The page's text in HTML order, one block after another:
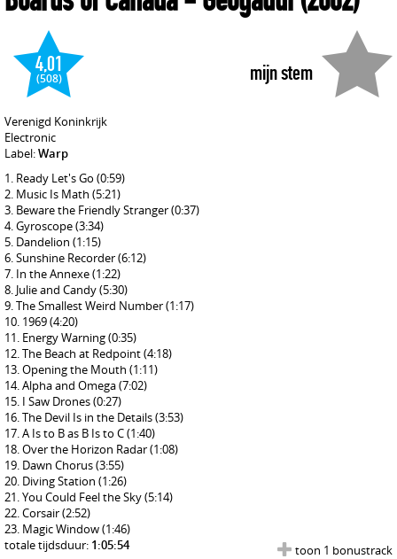
mijn stem
4,01
(508)
Verenigd Koninkrijk
Electronic
Label:Warp
Ready Let's Go (0:59)
Music Is Math (5:21)
Beware the Friendly Stranger(0:37)
Gyroscope(3:34)
Dandelion (1:15)
Sunshine Recorder(6:12)
In the Annexe(1:22)
Julie and Candy(5:30)
The Smallest Weird Number(1:17)
1969(4:20)
Energy Warning(0:35)
The Beach at Redpoint(4:18)
Opening the Mouth (1:11)
Alpha and Omega(7:02)
I Saw Drones(0:27)
The Devil Is in the Details(3:53)
A Is to B as B Is to C(1:40)
Over the Horizon Radar(1:08)
Dawn Chorus(3:55)
Diving Station (1:26)
You Could Feel the Sky(5:14)
Corsair(2:52)
Magic Window(1:46)
toon 1 bonustrack
totale tijdsduur: 1:05:54